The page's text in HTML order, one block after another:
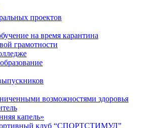
проектов
на время карантина
грамотности
возможностями здоровья
капель»
клуб “СПОРТСТИМУЛ”